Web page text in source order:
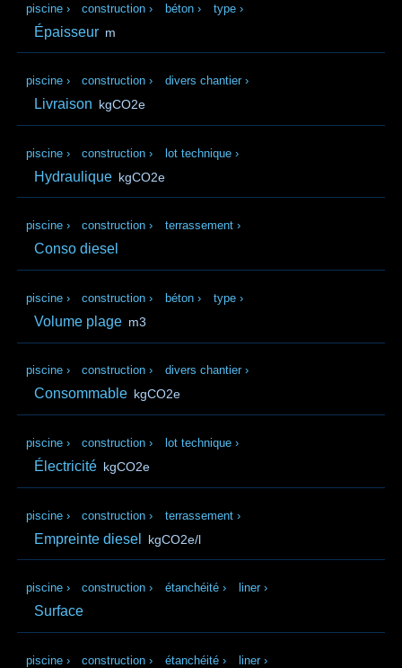
piscine › construction › béton › type ›
Épaisseur m
piscine › construction › divers chantier ›
Livraison kgCO2e
piscine › construction › lot technique ›
Hydraulique kgCO2e
piscine › construction › terrassement ›
Conso diesel
piscine › construction › béton › type ›
Volume plage m3
piscine › construction › divers chantier ›
Consommable kgCO2e
piscine › construction › lot technique ›
Électricité kgCO2e
piscine › construction › terrassement ›
Empreinte diesel kgCO2e/l
piscine › construction › étanchéité › liner ›
Surface
piscine › construction › étanchéité › liner ›